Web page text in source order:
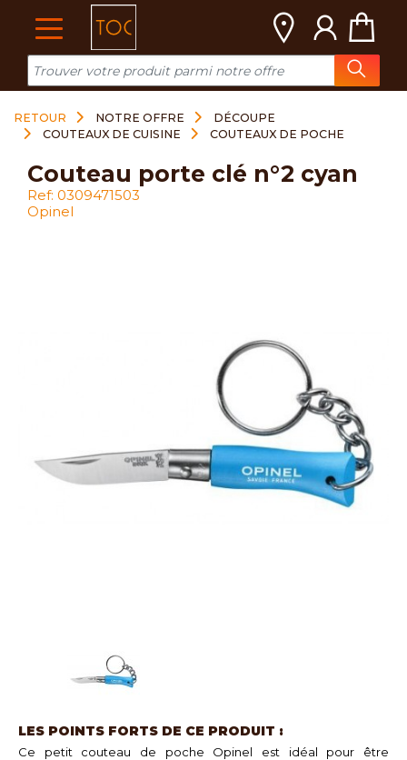
RETOUR NOTRE OFFRE
DÉCOUPE
COUTEAUX DE CUISINE
COUTEAUX DE POCHE
LES POINTS FORTS DE CE PRODUIT :
Ce petit couteau de poche Opinel est idéal pour être
couteau porte clé n°2 cyan
Ref: 0309471503
Opinel
Cookies management panel